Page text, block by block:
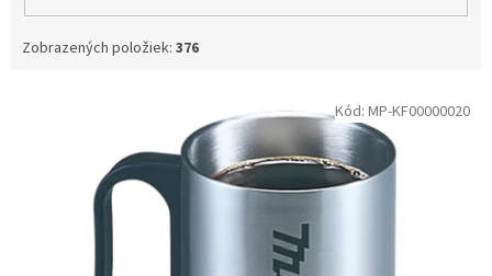
Zobrazených položiek: 376
Kód: MP-KF00000020